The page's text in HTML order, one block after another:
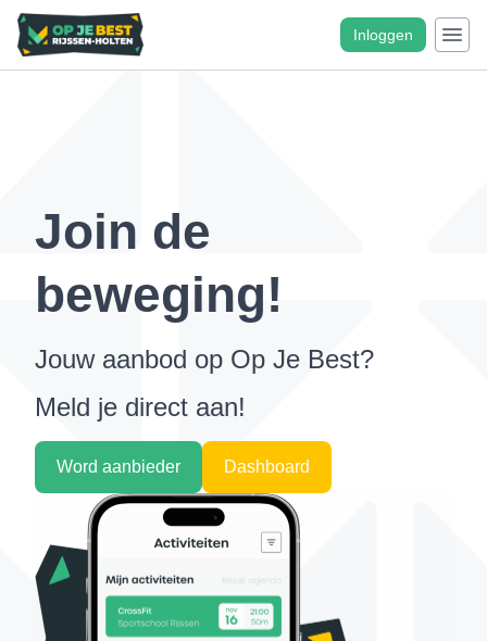
Inloggen
Join de
beweging!
Jouw aanbod op Op Je Best?
Meld je direct aan!
Word aanbieder Dashboard